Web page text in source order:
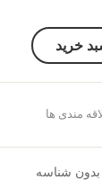
خرید
مندی ها
بدون شناسه